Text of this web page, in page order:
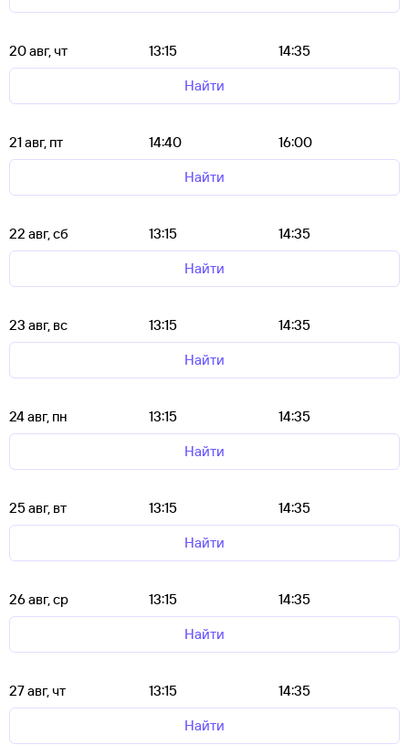
20 авг, чт 13:15
14:35
Найти
21 авг, пт 14:40
16:00
Найти
22 авг, сб 13:15
14:35
Найти
23 авг, вс 13:15
14:35
Найти
24 авг, пн 13:15
14:35
Найти
25 авг, вт 13:15
14:35
Найти
26 авг, ср 13:15
14:35
Найти
27 авг, чт 13:15
14:35
Найти